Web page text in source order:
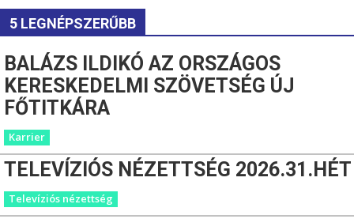
5 LEGNÉPSZERŰBB
BALÁZS ILDIKÓ AZ ORSZÁGOS
KERESKEDELMI SZÖVETSÉG ÚJ
FŐTITKÁRA
Karrier
TELEVÍZIÓS NÉZETTSÉG 2026.31.HÉT
Televíziós nézettség